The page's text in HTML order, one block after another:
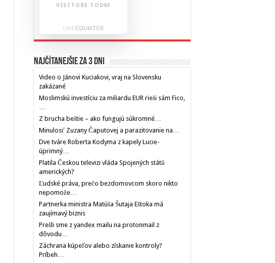
VISITORS TODAY
Najčítanejšie za 3 dni
Video o Jánovi Kuciakovi, vraj na Slovensku
zakázané
Moslimskú investíciu za miliardu EUR rieši sám Fico,
…
Z brucha beštie – ako fungujú súkromné…
Minulosť Zuzany Čaputovej a parazitovanie na…
Dve tváre Roberta Kodyma z kapely Lucie-
úprimný…
Platila Českou televizi vláda Spojených států
amerických?
Ľudské práva, prečo bezdomovcom skoro nikto
nepomože…
Partnerka ministra Matúša Šutaja Eštoka má
zaujímavý biznis
Prešli sme z yandex mailu na protonmail z
dôvodu…
Záchrana kúpeľov alebo získanie kontroly?
Príbeh…